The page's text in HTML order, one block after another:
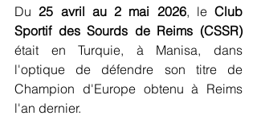
Du 25 avril au 2 mai 2026, le Club
Sportif des Sourds de Reims (CSSR)
était en Turquie, à Manisa, dans
l'optique de défendre son titre de
Champion d'Europe obtenu à Reims
l'an dernier.